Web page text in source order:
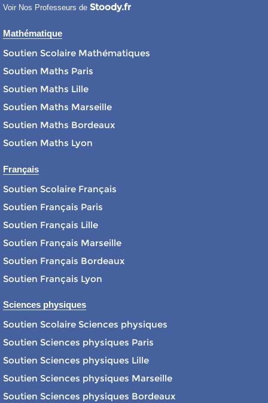
Voir Nos Professeurs de Stoody.fr
Mathématique
Soutien Scolaire Mathématiques
Soutien Maths Paris
Soutien Maths Lille
Soutien Maths Marseille
Soutien Maths Bordeaux
Soutien Maths Lyon
Français
Soutien Scolaire Français
Soutien Français Paris
Soutien Français Lille
Soutien Français Marseille
Soutien Français Bordeaux
Soutien Français Lyon
Sciences physiques
Soutien Scolaire Sciences physiques
Soutien Sciences physiques Paris
Soutien Sciences physiques Lille
Soutien Sciences physiques Marseille
Soutien Sciences physiques Bordeaux